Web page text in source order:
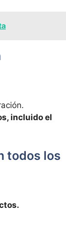
incluido el
todos los